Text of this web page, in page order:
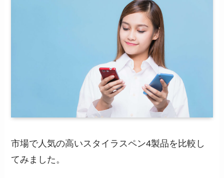
市場で人気の高いスタイラスペン4製品を比較し
てみました。